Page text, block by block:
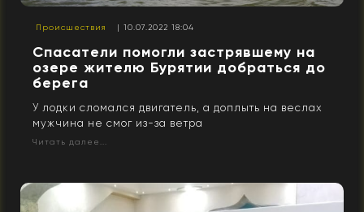
Происшествия | 10.07.2022 18:04
Спасатели помогли застрявшему на
озере жителю Бурятии добраться до
берега
У лодки сломался двигатель, а доплыть на веслах
мужчина не смог из-за ветра
Читать далее...